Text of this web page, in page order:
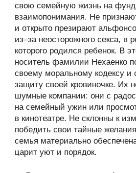
свою семейную жизнь на
взаимопонимания. Не
и открыто презирают
из–за неосторожного секса, в
которого родился ребенок. В
носитель фамилии Нехаенко
своему моральному кодексу и
защиту своей кровиночке. Их
шумные компании: они с
на семейный ужин или
в кинотеатре. Не склонны к
победить свои тайные
семья материально
царит уют и порядок.